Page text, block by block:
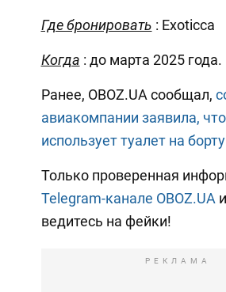
Где бронировать : Exoticca
Когда : до марта 2025 года.
Ранее, OBOZ.UA сообщал,
авиакомпании заявила,
использует туалет на
Только проверенная
Telegram-канале OBOZ.UA и
ведитесь на фейки!
РЕКЛАМА